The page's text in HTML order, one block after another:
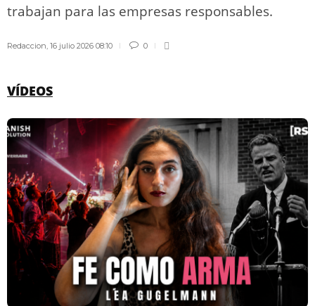
trabajan para las empresas responsables.
Redaccion, 16 julio 2026 08:10 0
VÍDEOS